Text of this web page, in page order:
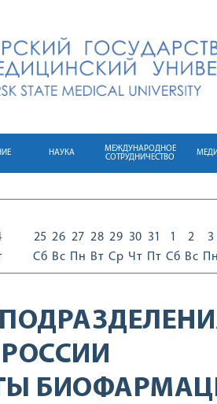
НАУКА
МЕЖДУНАРОДНОЕ
СОТРУДНИЧЕСТВО
25
Сб
26
Вс
27
Пн
28
Вт
29
Ср
30
Чт
31
Пт
1
Сб
2
Вс
3